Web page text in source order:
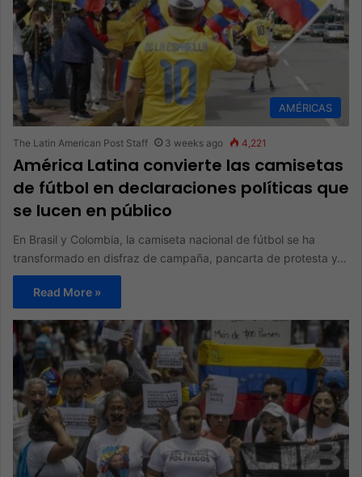
AMÉRICAS
The Latin American Post Staff 3 weeks ago 4,221
América Latina convierte las camisetas
de fútbol en declaraciones políticas que
se lucen en público
En Brasil y Colombia, la camiseta nacional de fútbol se ha
transformado en disfraz de campaña, pancarta de protesta y…
Read More »